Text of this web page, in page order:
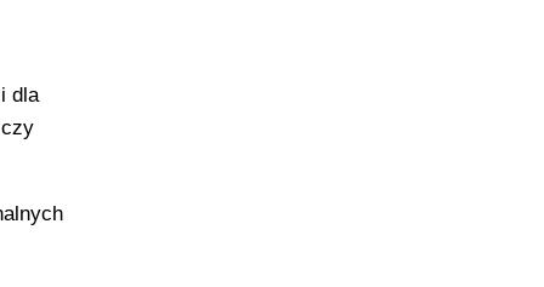
dla